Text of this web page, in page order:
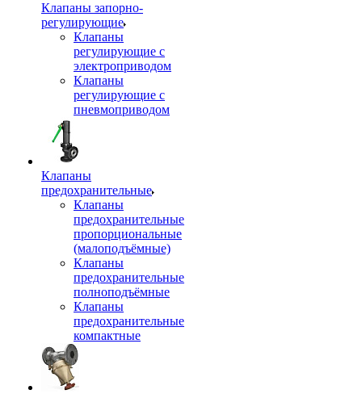
Клапаны запорно-
регулирующие
Клапаны
регулирующие с
электроприводом
Клапаны
регулирующие с
пневмоприводом
Клапаны
предохранительные
Клапаны
предохранительные
пропорциональные
(малоподъёмные)
Клапаны
предохранительные
полноподъёмные
Клапаны
предохранительные
компактные